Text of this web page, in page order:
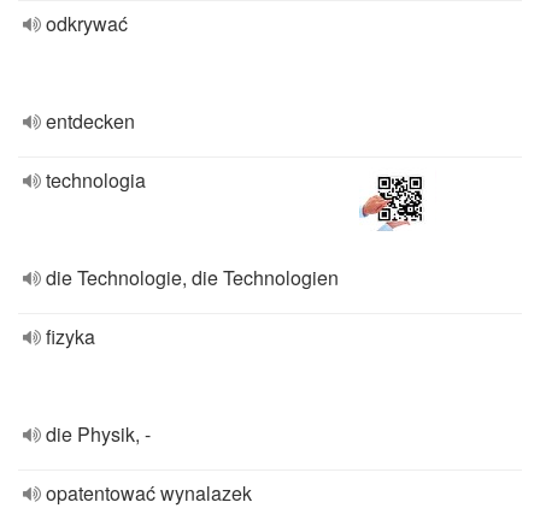
odkrywać
entdecken
technologia
die Technologie, die Technologien
fizyka
die Physik, -
opatentować wynalazek